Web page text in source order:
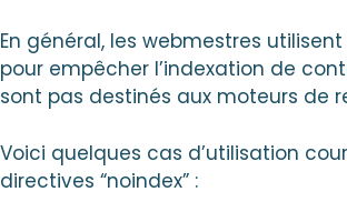
En général, les webmestres
pour empêcher l’indexation de
sont pas destinés aux moteurs de
Voici quelques cas d’utilisation
directives “noindex” :